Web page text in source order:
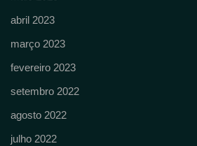
abril 2023
março 2023
fevereiro 2023
setembro 2022
agosto 2022
julho 2022